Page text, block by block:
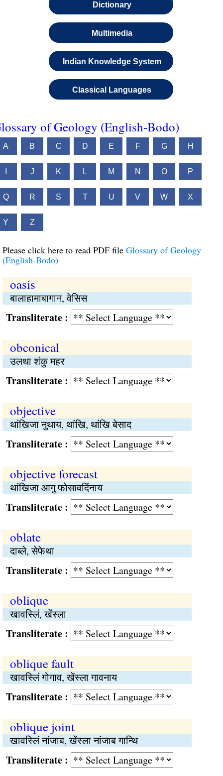
Dictionary
Multimedia
Indian Knowledge System
Classical Languages
of Geology (English-Bodo)
A B C D E F G H
J K L M N O P
Q R S T U V W X
Y Z
Please click here to read PDF file Glossary of Geology
(English-Bodo)
oasis
बालाहामाबागान, वेसिस
:
obconical
उलथा शंकु महर
:
objective
थांखिजा नुथाय, थांखि, थांखि बेसाद
:
objective forecast
थांखिजा आगु फोसावदिंनाय
:
oblate
दाब्ले, सेफेथा
:
oblique
खावस्लिं, खेंस्ला
:
oblique fault
खावस्लिं गोगाव, खेंस्ला गावनाय
:
oblique joint
खावस्लिं नांजाब, खेंस्ला नांजाब गान्थि
: